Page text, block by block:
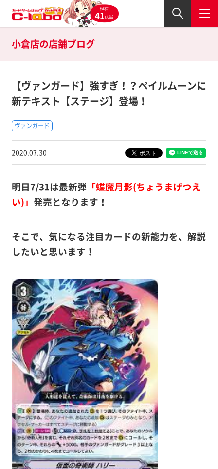
現在
41店舗
小倉店の店舗ブログ
【ヴァンガード】強すぎ！？ペイルムーンに
新テキスト【ステージ】登場！
ヴァンガード
2020.07.30
明日7/31は最新弾 「蝶魔月影(ちょうまげつえ
い)」 発売となります！
そこで、気になる注目カードの新能力を、解説
したいと思います！